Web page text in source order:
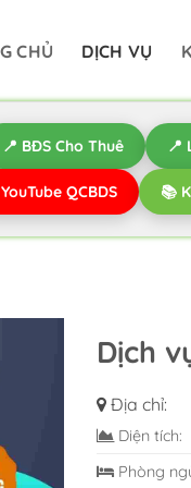
CHỦ DỊCH VỤ
📍 BĐS Cho Thuê 📍
QCBDS 📚
Dịch
Địa chỉ:
Diện tích:
Phòng